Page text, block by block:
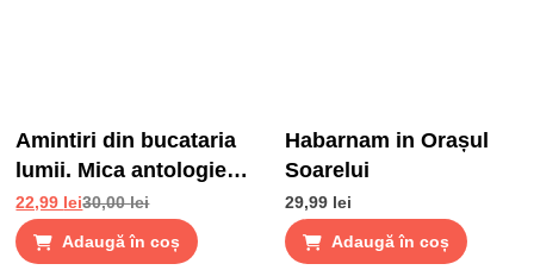
Amintiri din bucataria
lumii. Mica antologie
de gusturi, stari si
gustari
30,00lei
22,99 lei
Adaugă în coș
Habarnam in Orașul
Soarelui
29,99 lei
Adaugă în coș